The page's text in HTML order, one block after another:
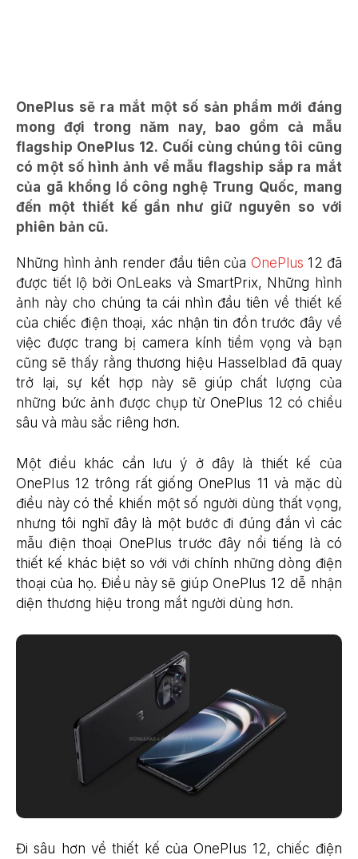
OnePlus sẽ ra mắt một số sản phẩm mới đáng
mong đợi trong năm nay, bao gồm cả mẫu
flagship OnePlus 12. Cuối cùng chúng tôi cũng
có một số hình ảnh về mẫu flagship sắp ra mắt
của gã khổng lồ công nghệ Trung Quốc, mang
đến một thiết kế gần như giữ nguyên so với
phiên bản cũ.
Những hình ảnh render đầu tiên của OnePlus 12 đã
được tiết lộ bởi OnLeaks và SmartPrix, Những hình
ảnh này cho chúng ta cái nhìn đầu tiên về thiết kế
của chiếc điện thoại, xác nhận tin đồn trước đây về
việc được trang bị camera kính tiềm vọng và bạn
cũng sẽ thấy rằng thương hiệu Hasselblad đã quay
trở lại, sự kết hợp này sẽ giúp chất lượng của
những bức ảnh được chụp từ OnePlus 12 có chiều
sâu và màu sắc riêng hơn.
Một điều khác cần lưu ý ở đây là thiết kế của
OnePlus 12 trông rất giống OnePlus 11 và mặc dù
điều này có thể khiến một số người dùng thất vọng,
nhưng tôi nghĩ đây là một bước đi đúng đắn vì các
mẫu điện thoại OnePlus trước đây nổi tiếng là có
thiết kế khác biệt so với với chính những dòng điện
thoại của họ. Điều này sẽ giúp OnePlus 12 dễ nhận
diện thương hiệu trong mắt người dùng hơn.
Đi sâu hơn về thiết kế của OnePlus 12, chiếc điện